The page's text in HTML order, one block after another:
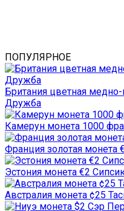
ПОПУЛЯРНОЕ
Британия цветная
Дружба
Камерун монета 1000
Франция золотая монета
Эстония монета €2
Австралия монета ¢25